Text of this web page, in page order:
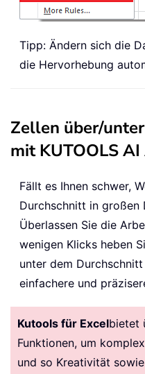
Tipp: Ändern sich die
die Hervorhebung
Zellen über/
mit KUTOOLS
Fällt es Ihnen schwer,
Durchschnitt in großen
Überlassen Sie die
wenigen Klicks heben
unter dem
einfachere und
Kutools für Excelbietet
Funktionen, um
und so Kreativität